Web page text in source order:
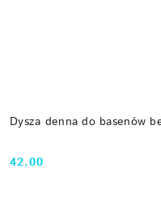
Dysza denna do basenów
Cena:
42.00